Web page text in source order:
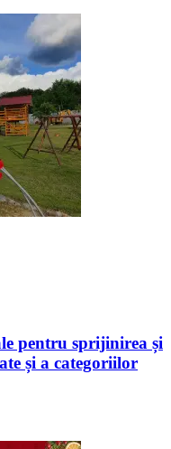
pentru sprijinirea și
și a categoriilor